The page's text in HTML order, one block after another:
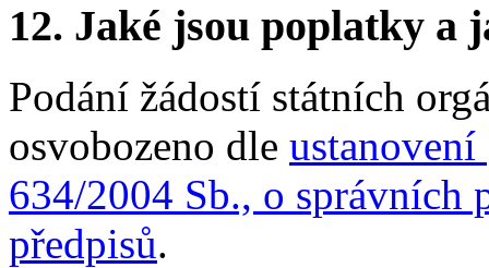
12. Jaké jsou poplatky a
Podání žádostí státních
osvobozeno dle ustanovení
634/2004 Sb., o správních
předpisů.